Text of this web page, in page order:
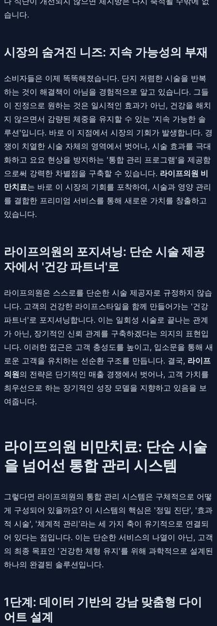
습니다.
시장의 숨겨진 니즈: 지속 가능성의 부재
소비자들은 이제 똑똑해졌습니다. 단지 저렴한 시술을 반복
하는 것이 해결책이 아님을 경험적으로 알고 있습니다. 그들
이 진정으로 원하는 것은 일시적인 효과가 아닌, 건강을 해치
지 않으면서 감량된 체중을 유지할 수 있는 '지속 가능한 솔
루션'입니다. 바로 이 지점에서 시장의 기회가 발생합니다. 경
쟁이 치열한 시술 자체의 영역에서 벗어나, 시술 효과를 극대
화하고 요요 현상을 방지하는 '통합 관리 프로그램'을 제공함
으로써 강력한 차별점을 구축할 수 있습니다. 라이프의원 비
만치료는 바로 이 시장의 기회를 포착하여, 시술과 영양 관리
를 결합한 프리미엄 서비스를 통해 새로운 가치를 창출하고
있습니다.
라이프의원의 포지셔닝: 단순 시술 제공
자에서 '건강 파트너'로
라이프의원은 스스로를 단순한 시술 제공자로 규정하지 않습
니다. 고객의 건강한 라이프스타일을 함께 만들어가는 '건강
파트너'로 포지셔닝합니다. 이는 일회성 시술로 끝나는 관계
가 아닌, 장기적인 신뢰 관계를 구축하겠다는 의지의 표현입
니다. 이러한 접근은 고객 충성도를 높이고, 입소문을 통해 새
로운 고객을 유치하는 선순환 구조를 만듭니다. 결국, 라이프
의원의 전략은 단기적인 매출 경쟁에서 벗어나, 고객 가치를
최우선으로 하는 장기적인 성장 모델을 지향하고 있음을 보
여줍니다.
라이프의원 비만치료: 단순 시술
을 넘어선 통합 관리 시스템
그렇다면 라이프의원의 통합 관리 시스템은 구체적으로 어떻
게 구성되어 있을까요? 이 시스템의 핵심은 '정밀 진단', '효과
적 시술', '체계적 관리'라는 세 가지 축이 유기적으로 연결되
어 있다는 점입니다. 이는 단순한 서비스의 나열이 아닌, 고객
의 최종 목표인 '건강한 체형 유지'를 위해 과학적으로 설계된
하나의 완결된 솔루션입니다.
1단계: 데이터 기반의 강남 맞춤형 다이
어트 설계